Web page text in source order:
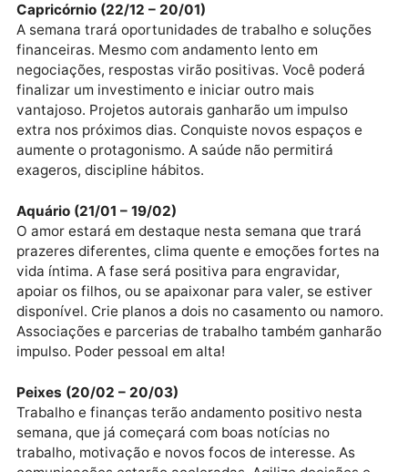
futuro!
Sagitário (22/11 – 21/12)
Comece um novo trabalho ou atividade física e
movimente a vida numa direção mais atraente. Você
poderá romper um contrato e firmar outro ou
simplesmente reformular a rotina e ganhar mais
liberdade. Viagem a dois será tudo de bom no
mestres e autoridades estarão abertas. Inicie um
projeto em outra localidade.
Capricórnio (22/12 – 20/01)
A semana trará oportunidades de trabalho e
financeiras. Mesmo com andamento lento em
negociações, respostas virão positivas. Você poderá
vantajoso. Projetos autorais ganharão um impulso
extra nos próximos dias. Conquiste novos espaços e
aumente o protagonismo. A saúde não permitirá
exageros, discipline hábitos.